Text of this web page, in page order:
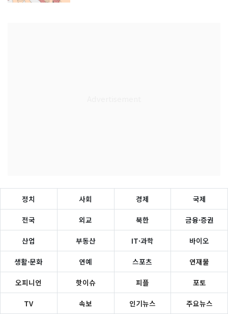
정치 사회 경제 국제
전국 외교 북한 금융·증권
산업 부동산 IT·과학 바이오
생활·문화 연예 스포츠 연재물
오피니언 핫이슈 피플 포토
TV 속보 인기뉴스 주요뉴스